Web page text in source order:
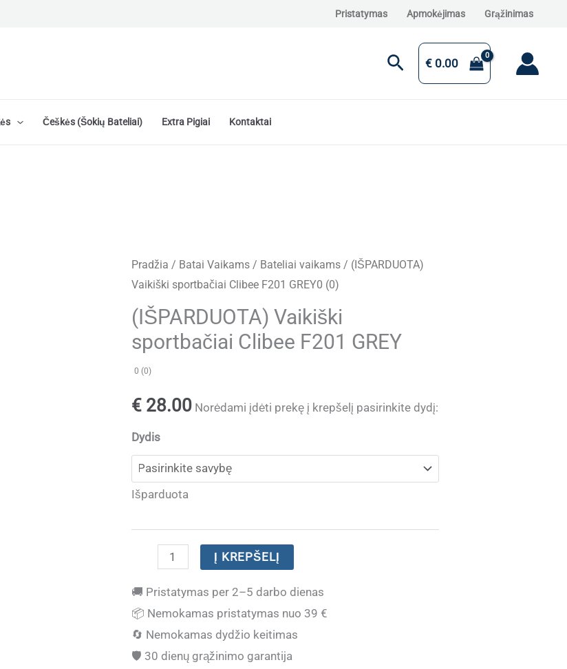
Pristatymas Apmokėjimas Grąžinimas
Paieška
€0.00
Češkės (šokių Bateliai) Extra Pigiai Kontaktai
Pradžia / Batai Vaikams/ Bateliai vaikams/ (IŠPARDUOTA)
Vaikiški sportbačiai Clibee F201 GREY0 (0)
(IŠPARDUOTA) Vaikiški
sportbačiai Clibee F201 GREY
0 (0)
€28.00 Norėdami įdėti prekę į krepšelį pasirinkite dydį:
Dydis
Išparduota
produkto
(IŠPARDUOTA)
Vaikiški
sportbačiai
Clibee
Į KREPŠELĮ
🚚 Pristatymas per 2–5 darbo dienas
📦 Nemokamas pristatymas nuo 39 €
🔄 Nemokamas dydžio keitimas
🛡️ 30 dienų grąžinimo garantija